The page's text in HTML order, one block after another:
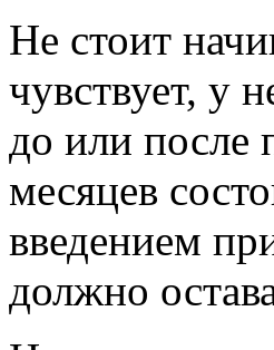
Не стоит
чувствует, у
до или после
месяцев
введением
должно